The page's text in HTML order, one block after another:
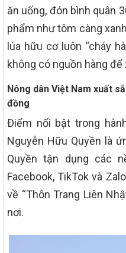
ăn uống, đón bình quân
phẩm như tôm càng
lúa hữu cơ luôn “cháy
không có nguồn hàng
Nông dân Việt Nam xuất
đồng
Điểm nổi bật trong
Nguyễn Hữu Quyền là
Quyền tận dụng các
Facebook, TikTok và
về “Thôn Trang Liên
nơi.